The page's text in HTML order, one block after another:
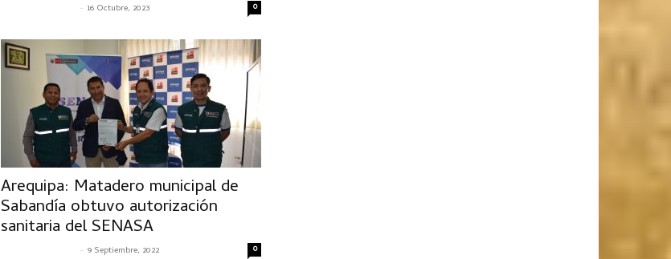
- 16 Octubre, 2023 0
Arequipa: Matadero municipal de
Sabandía obtuvo autorización
sanitaria del SENASA
- 9 Septiembre, 2022 0